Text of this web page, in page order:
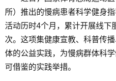
所）推出的慢病患者科学健身
活动历时4个月，累计开展线下
次。这项集健康宣教、科普传
体的公益实践，为慢病群体科
可借鉴的实践举措。